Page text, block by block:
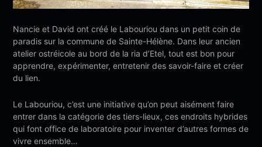
Nancie et David ont créé le Labouriou dans un petit coin de
paradis sur la commune de Sainte-Hélène. Dans leur ancien
atelier ostréicole au bord de la ria d’Etel, tout est bon pour
apprendre, expérimenter, entretenir des savoir-faire et créer
du lien.
Le Labouriou, c’est une initiative qu’on peut aisément faire
entrer dans la catégorie des tiers-lieux, ces endroits hybrides
qui font office de laboratoire pour inventer d’autres formes de
vivre ensemble…